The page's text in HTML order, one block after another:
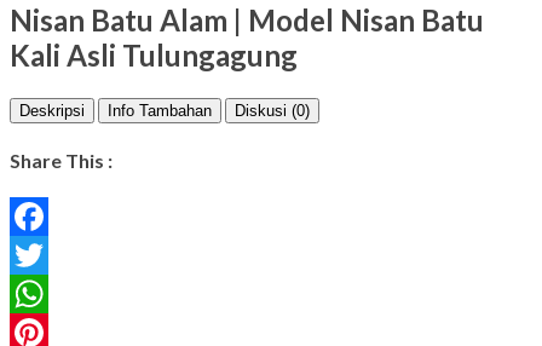
Nisan Batu Alam | Model Nisan Batu
Kali Asli Tulungagung
Deskripsi Info Tambahan Diskusi (0)
Share This :
Facebook
Twitter
WhatsApp